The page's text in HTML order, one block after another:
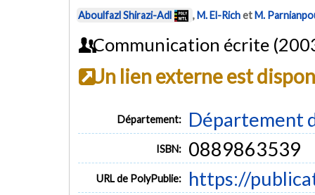
Aboulfazl Shirazi-Adl ,M. El-RichetM.
Communication écrite
Un lien externe est
Département: Département
ISBN: 0889863539
URL de PolyPublie: https://